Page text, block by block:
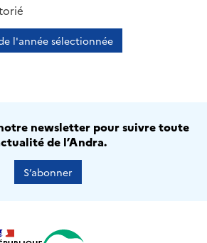
l'année sélectionnée
newsletter pour suivre toute
de l’Andra.
S’abonner